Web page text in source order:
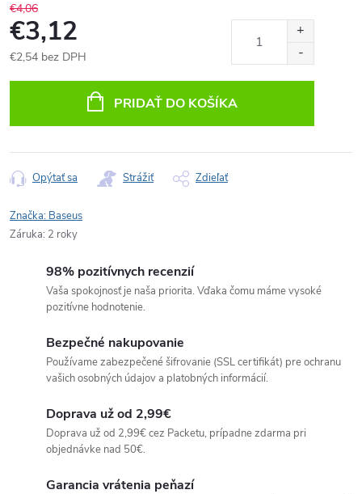
€4,06
€3,12
€2,54 bez DPH
PRIDAŤ DO KOŠÍKA
Opýtať sa Strážiť Zdieľať
Značka: Baseus
Záruka: 2 roky
98% pozitívnych recenzií
Vaša spokojnosť je naša priorita. Vďaka čomu máme vysoké
pozitívne hodnotenie.
Bezpečné nakupovanie
Používame zabezpečené šifrovanie (SSL certifikát) pre ochranu
vašich osobných údajov a platobných informácií.
Doprava už od 2,99€
Doprava už od 2,99€ cez Packetu, prípadne zdarma pri
objednávke nad 50€.
Garancia vrátenia peňazí